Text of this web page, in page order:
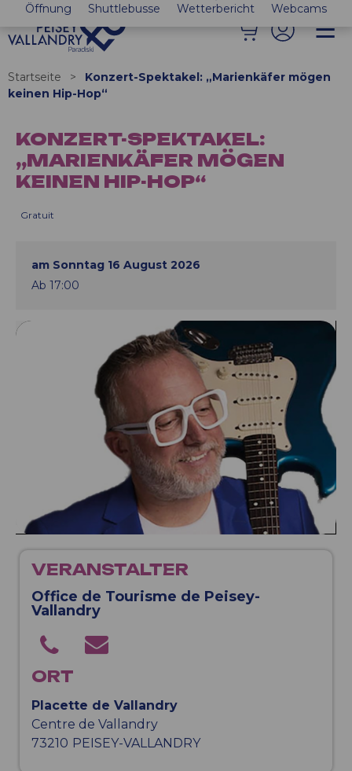
Öffnung Shuttlebusse Wetterbericht Webcams
Startseite >
Konzert-Spektakel: „Marienkäfer mögen
keinen Hip-Hop“
KONZERT-SPEKTAKEL:
„MARIENKÄFER MÖGEN
KEINEN HIP-HOP“
Gratuit
am Sonntag 16 August 2026
Ab 17:00
VERANSTALTER
Office de Tourisme de Peisey-
Vallandry
ORT
Placette de Vallandry
Centre de Vallandry
73210 PEISEY-VALLANDRY